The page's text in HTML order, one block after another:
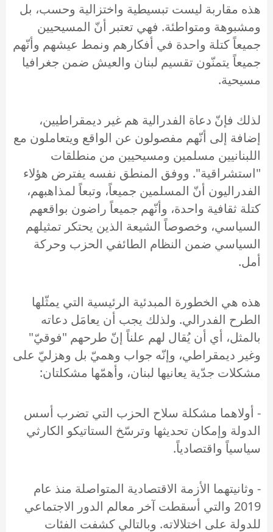
هذه مقاربة ليست تبسيطية واختزالية وحسب، بل
ومشبوهة ومتواطئة. فهي تعتبر أنّ المسيحيين
جميعاً كتلة واحدة في أفكارهم ونمط عيشهم وأنّهم
جميعاً يتمنّون تقسيم لبنان والعيش ضمن جغرافيا
مسيحية.
لذلك فإنّ دعاة الفدرالية هم غير ديمقراطيين،
إضافة إلى أنّهم مفصولون عن الواقع ويتعاملون مع
اللبنانيين مسلمين ومسيحيين من منطلقات
"استشراقية". ووفق المنطق نفسه يفترض هؤلاء
الفدراليون أنّ المسلمين جميعاً، وتبعاً لمذاهبهم،
كتلة ثقافية واحدة، وأنّهم جميعاً راضون بواقعهم
السياسي، وخصوصاً الشيعة الذين يحتكر تمثيلهم
السياسي ضمن النظام الطائفي الحزب وحركة
أمل.
هذه هي الخطورة المبدئية الرئيسية التي يمثّلها
الطرح الفدرالي. ولذلك يجب أن يعامَل دعاته
بالمثل، أي أن يُقال لهم علناً إنّ طرحهم "فوقيّ"
وغير ديمقراطي، وإنّه جواب وهميّ بل وهزليّ على
مشكلات جدّية يعانيها لبنان، وأهمّها مشكلتان:
- أولاهما مشكلة سلاح الحزب التي تضرب أسس
الدولة وإمكان تحديثها وترسّخ الستاتيكو الكارثي
سياسياً واقتصادياً.
- وثانيتهما الأزمة الاقتصادية المتواصلة منذ عام
2019 والتي أسقطت آخر معالم الدور الاجتماعي
للدولة على اختلالاته. وبالتالي كشفت الفئات